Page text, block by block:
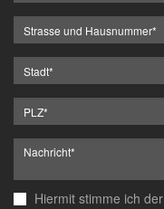
Hiermit stimme ich der